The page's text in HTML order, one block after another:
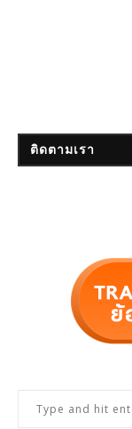
ติดตามเรา